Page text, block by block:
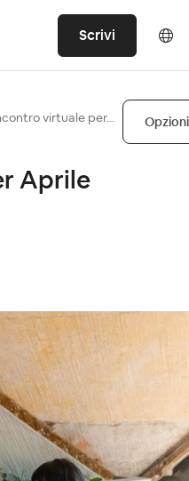
Scrivi
virtuale per... Opzioni
Aprile